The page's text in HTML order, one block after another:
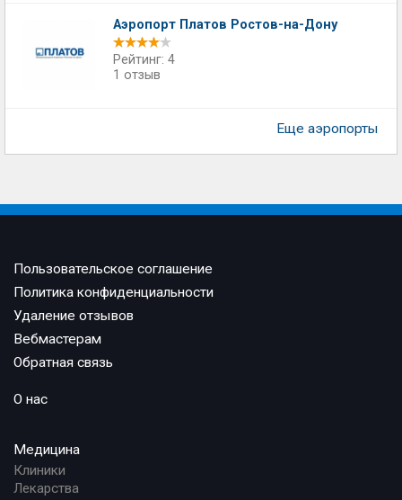
Аэропорт Платов Ростов-на-Дону
Рейтинг: 4
1 отзыв
Еще аэропорты
Пользовательское соглашение
Политика конфиденциальности
Удаление отзывов
Вебмастерам
Обратная связь
О нас
Медицина
Клиники
Лекарства